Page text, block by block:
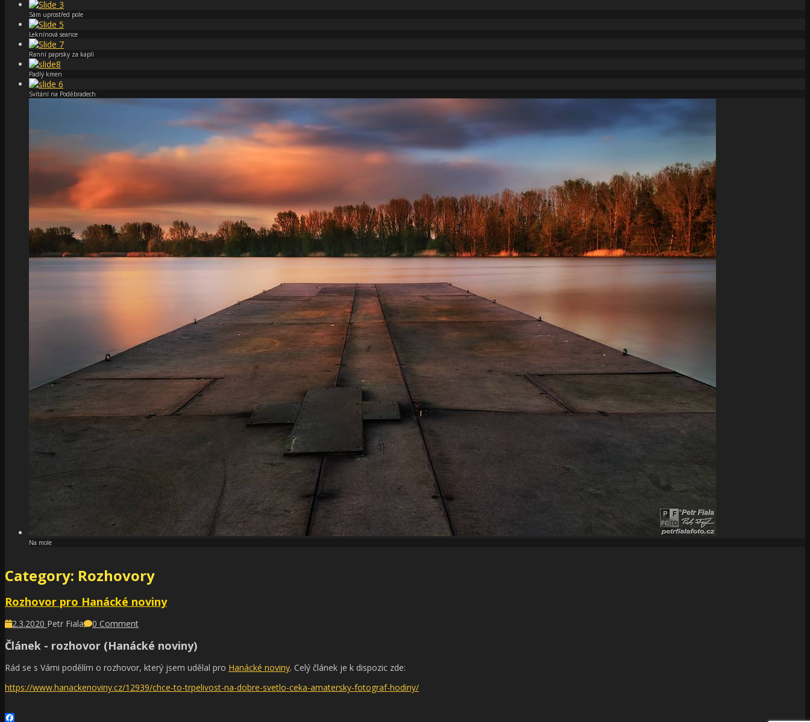
Sám uprostřed pole
Leknínová seance
Ranní paprsky za kaplí
Padlý kmen
Svítání na Poděbradech
Na mole
Category: Rozhovory
Rozhovor pro Hanácké noviny
2.3.2020 Petr Fiala 0 Comment
Článek - rozhovor (Hanácké noviny)
Rád se s Vámi podělím o rozhovor, který jsem udělal pro Hanácké noviny. Celý článek je k dispozic zde:
https://www.hanackenoviny.cz/12939/chce-to-trpelivost-na-dobre-svetlo-ceka-amatersky-fotograf-hodiny/